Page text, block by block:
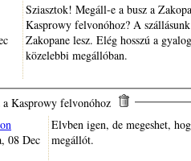
Sziasztok! Megáll-e a busz a
Kasprowy felvonóhoz? A
Zakopane lesz. Elég hosszú a
közelebbi megállóban.
a Kasprowy felvonóhoz
08 Dec
Elvben igen, de megeshet,
megállót.